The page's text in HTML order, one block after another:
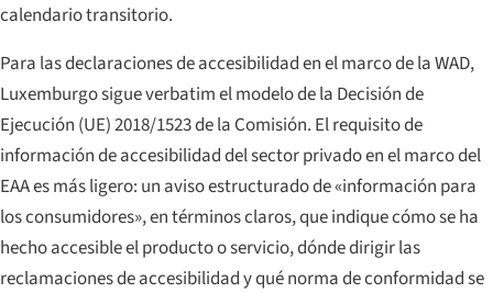
calendario transitorio.
Para las declaraciones de accesibilidad en el marco de la WAD,
Luxemburgo sigue verbatim el modelo de la Decisión de
Ejecución (UE) 2018/1523 de la Comisión. El requisito de
información de accesibilidad del sector privado en el marco del
EAA es más ligero: un aviso estructurado de «información para
los consumidores», en términos claros, que indique cómo se ha
hecho accesible el producto o servicio, dónde dirigir las
reclamaciones de accesibilidad y qué norma de conformidad se